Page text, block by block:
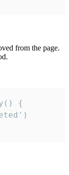
from the page.
{